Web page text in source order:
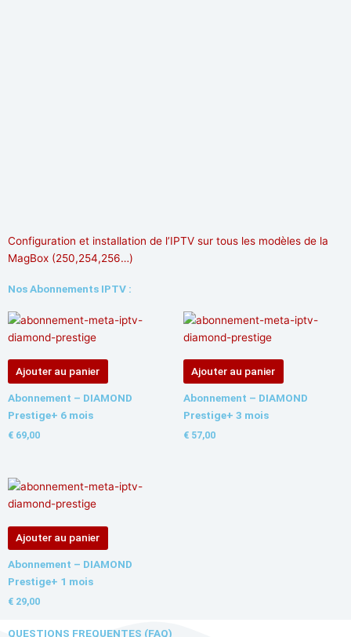
Configuration et installation de l’IPTV sur tous les modèles de la
MagBox (250,254,256…)
Nos Abonnements IPTV :
Ajouter au panier
Abonnement – DIAMOND
Prestige+ 6 mois
€ 69,00
Ajouter au panier
Abonnement – DIAMOND
Prestige+ 3 mois
€ 57,00
Ajouter au panier
Abonnement – DIAMOND
Prestige+ 1 mois
€ 29,00
QUESTIONS FREQUENTES (FAQ)